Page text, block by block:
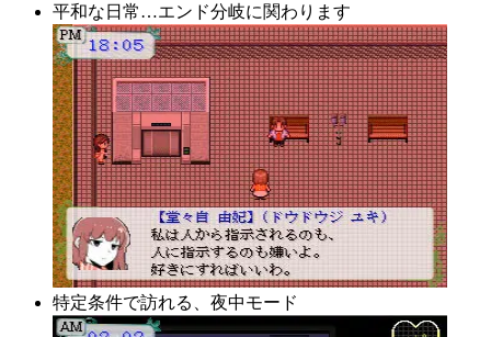
平和な日常…エンド分岐に関わります
特定条件で訪れる、夜中モード